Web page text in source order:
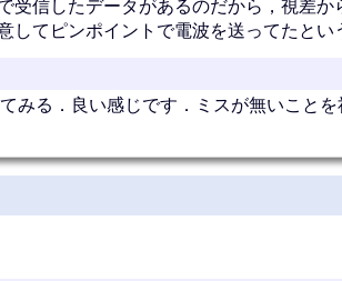
受信したデータがあるのだから，視差
してピンポイントで電波を送ってたとい
みる．良い感じです．ミスが無いこと